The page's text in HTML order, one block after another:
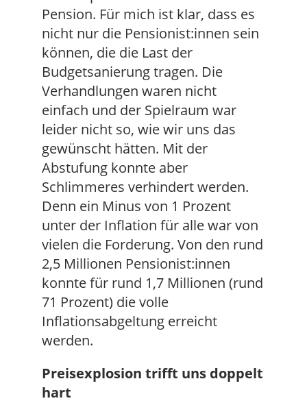
Pension. Für mich ist klar, dass es
nicht nur die Pensionist:innen sein
können, die die Last der
Budgetsanierung tragen. Die
Verhandlungen waren nicht
einfach und der Spielraum war
leider nicht so, wie wir uns das
gewünscht hätten. Mit der
Abstufung konnte aber
Schlimmeres verhindert werden.
Denn ein Minus von 1 Prozent
unter der Inflation für alle war von
vielen die Forderung. Von den rund
2,5 Millionen Pensionist:innen
konnte für rund 1,7 Millionen (rund
71 Prozent) die volle
Inflationsabgeltung erreicht
werden.
Preisexplosion trifft uns doppelt
hart